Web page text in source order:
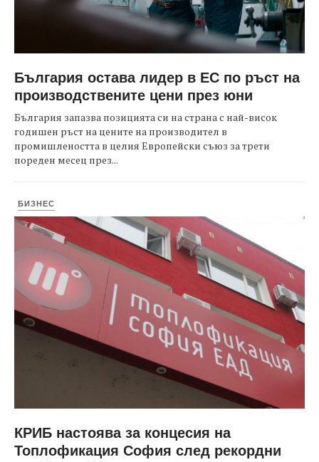
България остава лидер в ЕС по ръст на
производствените цени през юни
България запазва позицията си на страна с най-висок
годишен ръст на цените на производител в
промишлеността в целия Европейски съюз за трети
пореден месец през...
БИЗНЕС
КРИБ настоява за концесия на
Топлофикация София след рекордни